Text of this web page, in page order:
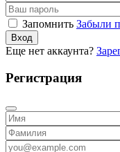
Запомнить Забыли
Вход
Еще нет аккаунта?
Регистрация